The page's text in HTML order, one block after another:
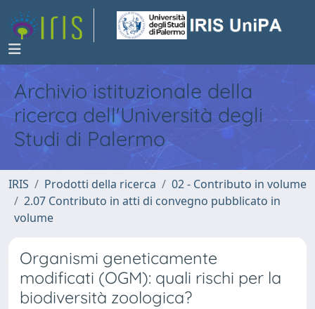
Archivio istituzionale della
ricerca dell'Università degli
Studi di Palermo
IRIS Prodotti della ricerca
02 - Contributo in volume
2.07 Contributo in atti di convegno pubblicato in
volume
Organismi geneticamente
modificati (OGM): quali rischi per la
biodiversità zoologica?